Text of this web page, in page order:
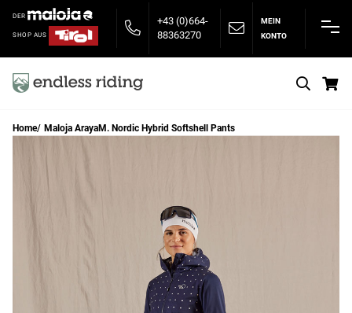
DER
SHOP AUS
+43 (0)664-
88363270
MEIN
KONTO
Home Maloja ArayaM. Nordic Hybrid Softshell Pants